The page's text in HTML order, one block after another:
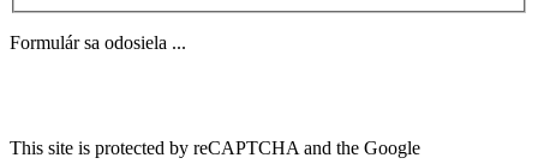
Formulár sa odosiela ...
This site is protected by reCAPTCHA and the Google